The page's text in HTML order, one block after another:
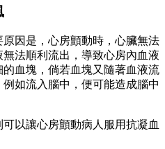
因是，心房顫動時，心臟無法
法順利流出，導致心房內血液
血塊，倘若血塊又隨著血液流
如流入腦中，便可能造成腦中
以讓心房顫動病人服用抗凝血